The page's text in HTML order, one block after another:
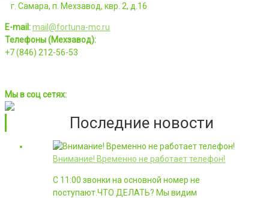
г. Самара, п. Мехзавод, квр. 2, д.16
E-mail:mail@fortuna-mc.ru
Телефоны (Мехзавод):
+7 (846) 212-56-53
Мы в соц сетях:
Последние новости
Внимание! Временно не работает телефон!
С 11:00 звонки на основной номер не
поступают.ЧТО ДЕЛАТЬ? Мы видим